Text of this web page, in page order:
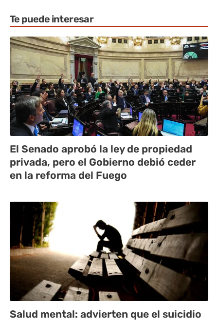
Te puede interesar
El Senado aprobó la ley de propiedad
privada, pero el Gobierno debió ceder
en la reforma del Fuego
Salud mental: advierten que el suicidio